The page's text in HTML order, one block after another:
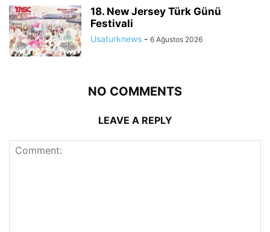
18. New Jersey Türk Günü
Festivali
Usaturknews - 6 Ağustos 2026
NO COMMENTS
LEAVE A REPLY